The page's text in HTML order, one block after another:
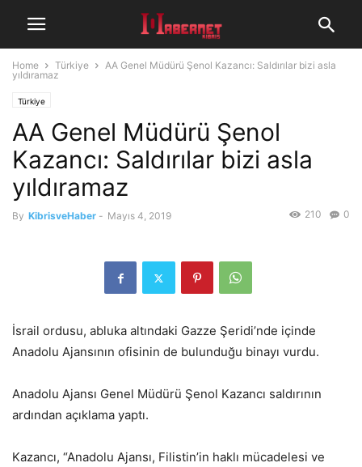
Home Türkiye
AA Genel Müdürü Şenol Kazancı: Saldırılar bizi asla
yıldıramaz
Türkiye
AA Genel Müdürü Şenol
Kazancı: Saldırılar bizi asla
yıldıramaz
By KibrisveHaber - Mayıs 4, 2019 0
210
İsrail ordusu, abluka altındaki Gazze Şeridi’nde içinde
Anadolu Ajansının ofisinin de bulunduğu binayı vurdu.
Anadolu Ajansı Genel Müdürü Şenol Kazancı saldırının
ardından açıklama yaptı.
Kazancı, “Anadolu Ajansı, Filistin’in haklı mücadelesi ve